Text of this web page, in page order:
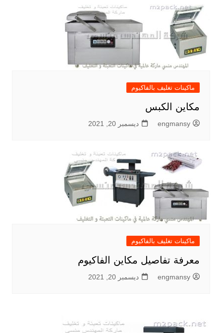
ماكينات تغليف بالفاكيوم
مكاين الكبس
engmansy ديسمبر 20, 2021
ماكينات تغليف بالفاكيوم
معرفة تفاصيل مكاين الفاكيوم
engmansy ديسمبر 20, 2021